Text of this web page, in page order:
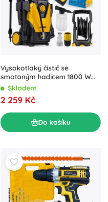
Vysokotlaký čistič se
smotaným hadicem 1800 W
Humberg HM-300, 230 bar
Skladem
2 259 Kč
Do košíku